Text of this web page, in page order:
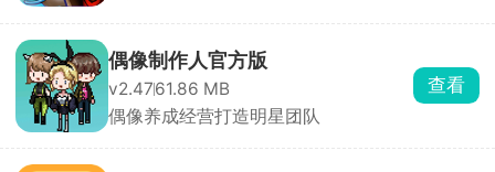
偶像制作人官方版
v2.4761.86 MB
偶像养成经营打造明星团队
查看